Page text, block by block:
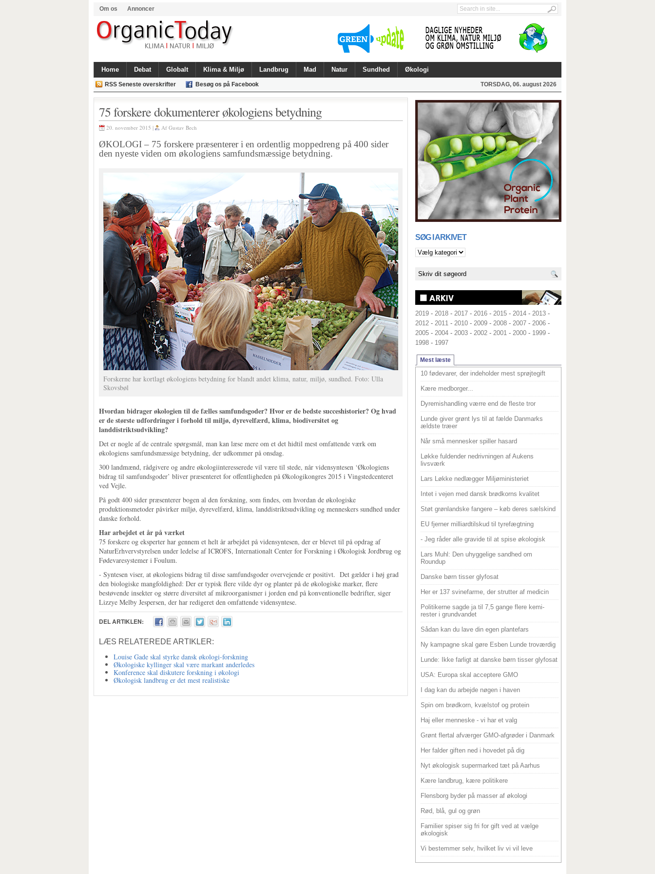
Om os Annoncer
Home Debat Globalt Klima & Miljø Landbrug Mad Natur Sundhed Økologi
RSS Seneste overskrifter Besøg os på Facebook TORSDAG, 06. august 2026
75 forskere dokumenterer økologiens betydning
20. november 2015 | Af Gustav Bech
ØKOLOGI – 75 forskere præsenterer i en ordentlig moppedreng på 400 sider
den nyeste viden om økologiens samfundsmæssige betydning.
Forskerne har kortlagt økologiens betydning for blandt andet klima, natur, miljø, sundhed. Foto: Ulla
Skovsbøl
Hvordan bidrager økologien til de fælles samfundsgoder? Hvor er de bedste succeshistorier? Og hvad
er de største udfordringer i forhold til miljø, dyrevelfærd, klima, biodiversitet og
landdistriktsudvikling?
Det er nogle af de centrale spørgsmål, man kan læse mere om et det hidtil mest omfattende værk om
økologiens samfundsmæssige betydning, der udkommer på onsdag.
300 landmænd, rådgivere og andre økologiinteresserede vil være til stede, når vidensyntesen ‘Økologiens
bidrag til samfundsgoder’ bliver præsenteret for offentligheden på Økologikongres 2015 i Vingstedcenteret
ved Vejle.
På godt 400 sider præsenterer bogen al den forskning, som findes, om hvordan de økologiske
produktionsmetoder påvirker miljø, dyrevelfærd, klima, landdistriktsudvikling og menneskers sundhed under
danske forhold.
Har arbejdet et år på værket
75 forskere og eksperter har gennem et helt år arbejdet på vidensyntesen, der er blevet til på opdrag af
NaturErhvervstyrelsen under ledelse af ICROFS, Internationalt Center for Forskning i Økologisk Jordbrug og
Fødevaresystemer i Foulum.
- Syntesen viser, at økologiens bidrag til disse samfundsgoder overvejende er positivt. Det gælder i høj grad
den biologiske mangfoldighed: Der er typisk flere vilde dyr og planter på de økologiske marker, flere
bestøvende insekter og større diversitet af mikroorganismer i jorden end på konventionelle bedrifter, siger
Lizzye Melby Jespersen, der har redigeret den omfattende vidensyntese.
DEL ARTIKLEN:
LÆS RELATEREDE ARTIKLER:
Louise Gade skal styrke dansk økologi-forskning
Økologiske kyllinger skal være markant anderledes
Konference skal diskutere forskning i økologi
Økologisk landbrug er det mest realistiske
SØG I ARKIVET
2019 - 2018 - 2017 - 2016 - 2015 - 2014 - 2013 -
2012 - 2011 - 2010 - 2009 - 2008 - 2007 - 2006 -
2005 - 2004 - 2003 - 2002 - 2001 - 2000 - 1999 -
1998 - 1997
Mest læste
10 fødevarer, der indeholder mest sprøjtegift
Kære medborger...
Dyremishandling værre end de fleste tror
Lunde giver grønt lys til at fælde Danmarks
ældste træer
Når små mennesker spiller hasard
Løkke fuldender nedrivningen af Aukens
livsværk
Lars Løkke nedlægger Miljøministeriet
Intet i vejen med dansk brødkorns kvalitet
Støt grønlandske fangere – køb deres sælskind
EU fjerner milliardtilskud til tyrefægtning
- Jeg råder alle gravide til at spise økologisk
Lars Muhl: Den uhyggelige sandhed om
Roundup
Danske børn tisser glyfosat
Her er 137 svinefarme, der strutter af medicin
Politikerne sagde ja til 7,5 gange flere kemi-
rester i grundvandet
Sådan kan du lave din egen plantefars
Ny kampagne skal gøre Esben Lunde troværdig
Lunde: Ikke farligt at danske børn tisser glyfosat
USA: Europa skal acceptere GMO
I dag kan du arbejde nøgen i haven
Spin om brødkorn, kvælstof og protein
Haj eller menneske - vi har et valg
Grønt flertal afværger GMO-afgrøder i Danmark
Her falder giften ned i hovedet på dig
Nyt økologisk supermarked tæt på Aarhus
Kære landbrug, kære politikere
Flensborg byder på masser af økologi
Rød, blå, gul og grøn
Familier spiser sig fri for gift ved at vælge
økologisk
Vi bestemmer selv, hvilket liv vi vil leve